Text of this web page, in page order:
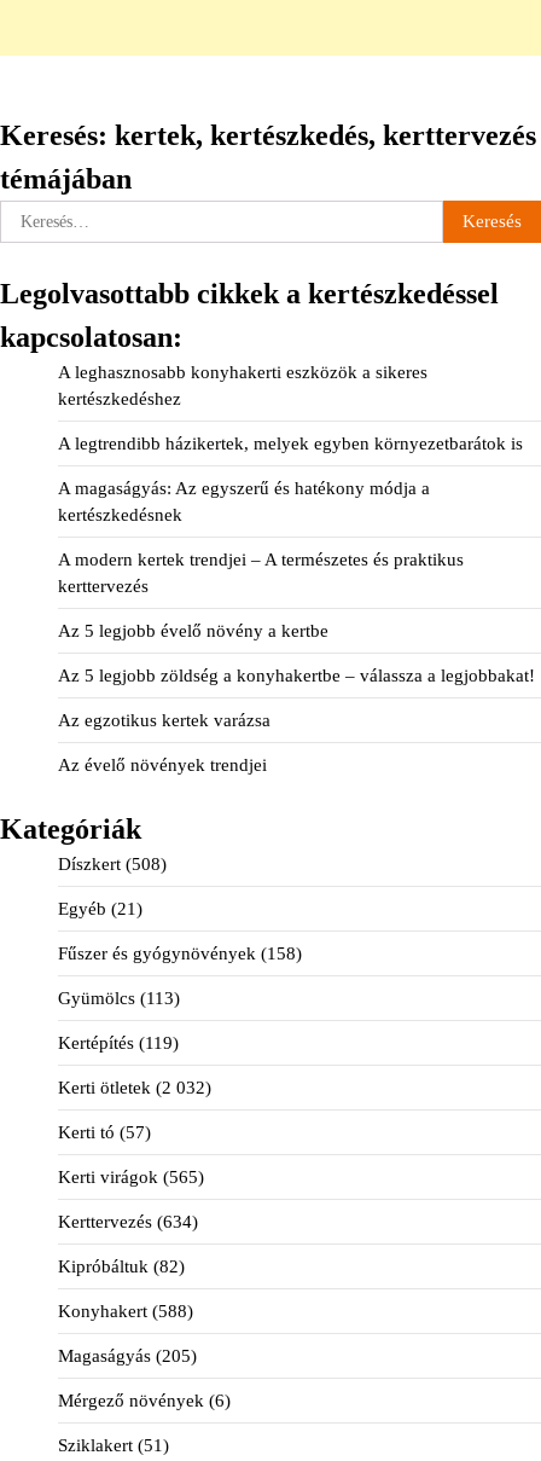
Keresés: kertek, kertészkedés, kerttervezés
témájában
Keresés:
Legolvasottabb cikkek a kertészkedéssel
kapcsolatosan:
A leghasznosabb konyhakerti eszközök a sikeres
kertészkedéshez
A legtrendibb házikertek, melyek egyben környezetbarátok is
A magaságyás: Az egyszerű és hatékony módja a
kertészkedésnek
A modern kertek trendjei – A természetes és praktikus
kerttervezés
Az 5 legjobb évelő növény a kertbe
Az 5 legjobb zöldség a konyhakertbe – válassza a legjobbakat!
Az egzotikus kertek varázsa
Az évelő növények trendjei
Kategóriák
Díszkert (508)
Egyéb (21)
Fűszer és gyógynövények (158)
Gyümölcs (113)
Kertépítés (119)
Kerti ötletek (2 032)
Kerti tó (57)
Kerti virágok (565)
Kerttervezés (634)
Kipróbáltuk (82)
Konyhakert (588)
Magaságyás (205)
Mérgező növények (6)
Sziklakert (51)